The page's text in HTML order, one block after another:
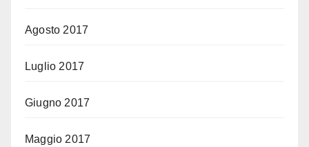
Agosto 2017
Luglio 2017
Giugno 2017
Maggio 2017